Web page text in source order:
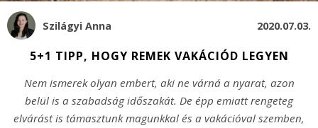
Szilágyi Anna 2020.07.03.
5+1 TIPP, HOGY REMEK VAKÁCIÓD LEGYEN
Nem ismerek olyan embert, aki ne várná a nyarat, azon
belül is a szabadság időszakát. De épp emiatt rengeteg
elvárást is támasztunk magunkkal és a vakációval szemben,